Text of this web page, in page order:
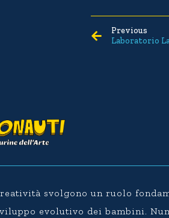
Previous
Laboratorio
svolgono un ruolo
evolutivo dei bambini.